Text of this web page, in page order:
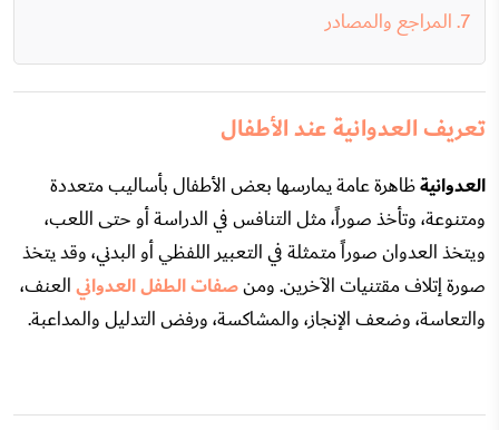
المراجع والمصادر
تعريف العدوانية عند الأطفال
العدوانيةظاهرة عامة يمارسها بعض الأطفال بأساليب متعددة
ومتنوعة، وتأخذ صوراً، مثل التنافس في الدراسة أو حتى اللعب،
ويتخذ العدوان صوراً متمثلة في التعبير اللفظي أو البدني، وقد يتخذ
صورة إتلاف مقتنيات الآخرين. ومنصفات الطفل العدوانيالعنف،
والتعاسة، وضعف الإنجاز، والمشاكسة، ورفض التدليل والمداعبة.